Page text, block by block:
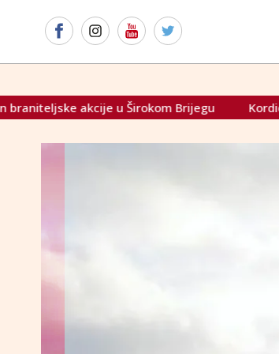
Brijegu Kordić se zahvalio policiji na